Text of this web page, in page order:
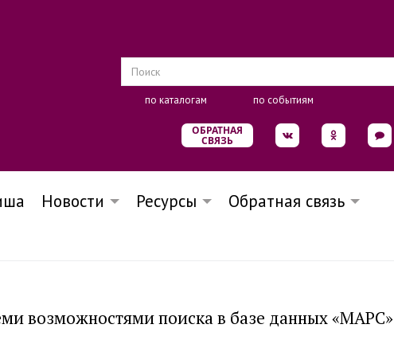
по каталогам по событиям
ОБРАТНАЯ
СВЯЗЬ
Новости Ресурсы
Обратная связь
возможностями поиска в базе данных «МАРС»